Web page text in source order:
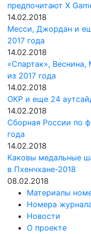
предпочитают Х
14.02.2018
Месси, Джордан и
2017 года
14.02.2018
«Спартак»,
из 2017 года
14.02.2018
ОКР и еще 24
14.02.2018
Сборная России по
года
14.02.2018
Каковы медальные
в Пхенчхане-2018
08.02.2018
Материалы
Номера
Новости
О проекте